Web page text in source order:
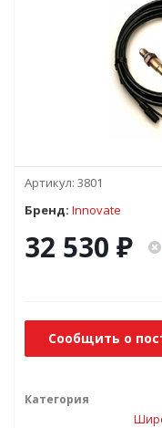
Артикул: 3801
Бренд: Innovate
32 530 ₽
Сообщить о
Категория